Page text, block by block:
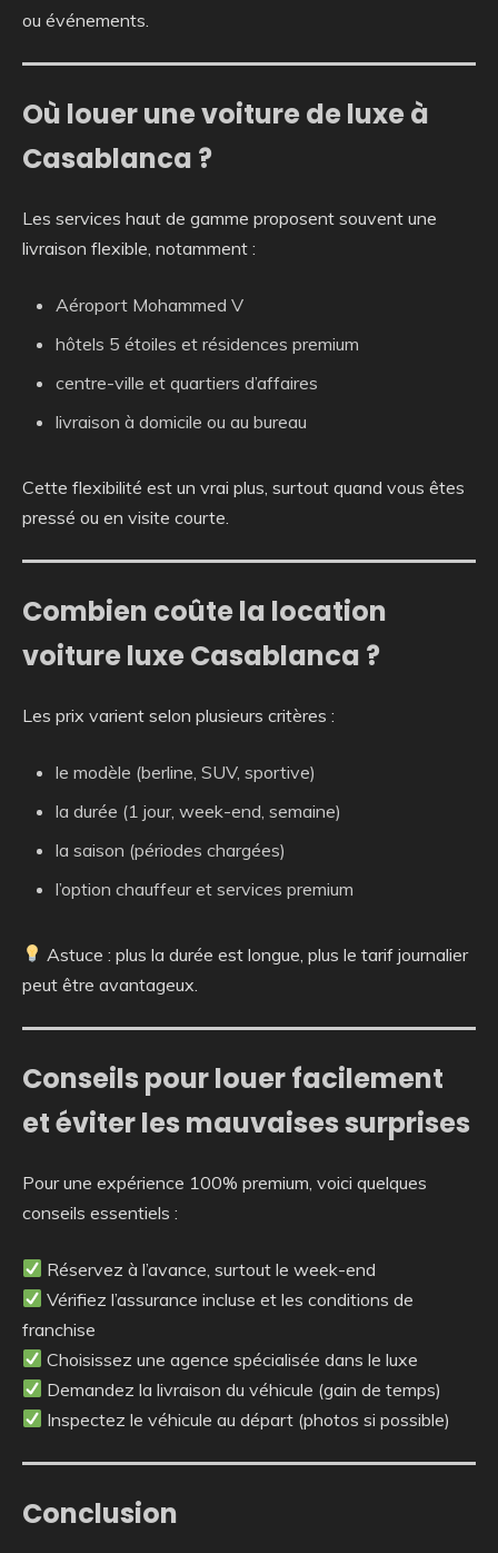
ou événements.
Où louer une voiture de luxe à
Casablanca ?
Les services haut de gamme proposent souvent une
livraison flexible, notamment :
Aéroport Mohammed V
hôtels 5 étoiles et résidences premium
centre-ville et quartiers d’affaires
livraison à domicile ou au bureau
Cette flexibilité est un vrai plus, surtout quand vous êtes
pressé ou en visite courte.
Combien coûte la location
voiture luxe Casablanca ?
Les prix varient selon plusieurs critères :
le modèle (berline, SUV, sportive)
la durée (1 jour, week-end, semaine)
la saison (périodes chargées)
l’option chauffeur et services premium
Astuce : plus la durée est longue, plus le tarif journalier
peut être avantageux.
Conseils pour louer facilement
et éviter les mauvaises surprises
Pour une expérience 100% premium, voici quelques
conseils essentiels :
Réservez à l’avance, surtout le week-end
Vérifiez l’assurance incluse et les conditions de
franchise
Choisissez une agence spécialisée dans le luxe
Demandez la livraison du véhicule (gain de temps)
Inspectez le véhicule au départ (photos si possible)
Conclusion